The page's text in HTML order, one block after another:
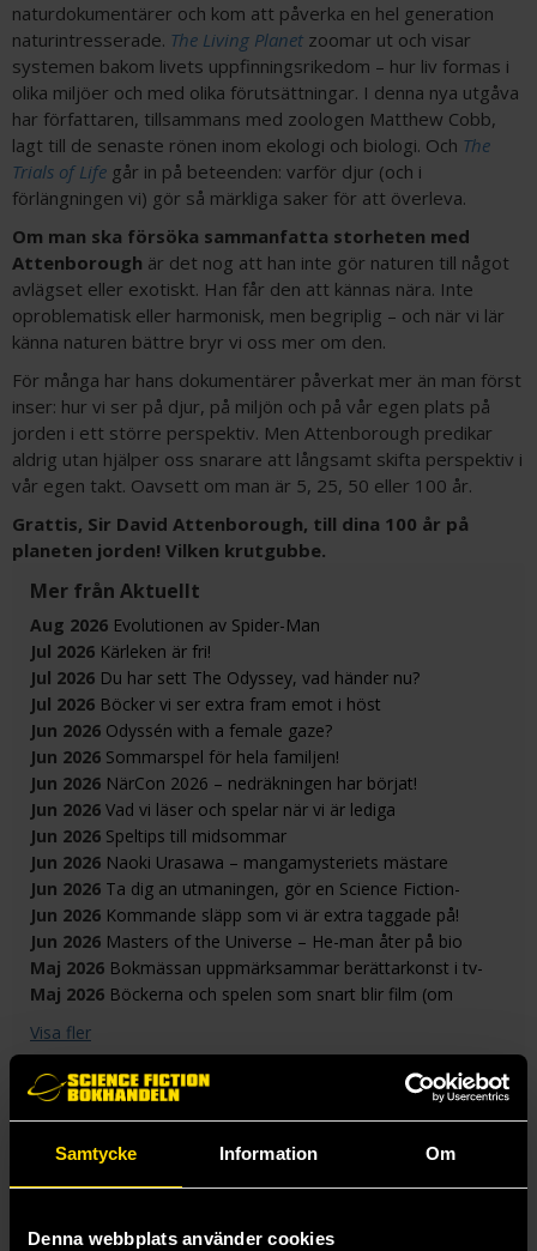
Samtycke Information Om
Denna webbplats använder cookies
naturdokumentärer och kom att påverka en hel generation
naturintresserade. The Living Planet zoomar ut och visar
systemen bakom livets uppfinningsrikedom – hur liv formas i
olika miljöer och med olika förutsättningar. I denna nya utgåva
har författaren, tillsammans med zoologen Matthew Cobb,
lagt till de senaste rönen inom ekologi och biologi. Och The
Trials of Life går in på beteenden: varför djur (och i
förlängningen vi) gör så märkliga saker för att överleva.
Om man ska försöka sammanfatta storheten med
Attenborough är det nog att han inte gör naturen till något
avlägset eller exotiskt. Han får den att kännas nära. Inte
oproblematisk eller harmonisk, men begriplig – och när vi lär
känna naturen bättre bryr vi oss mer om den.
För många har hans dokumentärer påverkat mer än man först
inser: hur vi ser på djur, på miljön och på vår egen plats på
jorden i ett större perspektiv. Men Attenborough predikar
aldrig utan hjälper oss snarare att långsamt skifta perspektiv i
vår egen takt. Oavsett om man är 5, 25, 50 eller 100 år.
Grattis, Sir David Attenborough, till dina 100 år på
planeten jorden! Vilken krutgubbe.
Mer från Aktuellt
Aug 2026 Evolutionen av Spider-Man
Jul 2026 Kärleken är fri!
Jul 2026 Du har sett The Odyssey, vad händer nu?
Jul 2026 Böcker vi ser extra fram emot i höst
Jun 2026 Odyssén with a female gaze?
Jun 2026 Sommarspel för hela familjen!
Jun 2026 NärCon 2026 – nedräkningen har börjat!
Jun 2026 Vad vi läser och spelar när vi är lediga
Jun 2026 Speltips till midsommar
Jun 2026 Naoki Urasawa – mangamysteriets mästare
Jun 2026 Ta dig an utmaningen, gör en Science Fiction-
Bokhandeln klassiker!
Jun 2026 Kommande släpp som vi är extra taggade på!
Jun 2026 Masters of the Universe – He-man åter på bio
Maj 2026 Bokmässan uppmärksammar berättarkonst i tv-
spel
Maj 2026 Böckerna och spelen som snart blir film (om
Visa fler